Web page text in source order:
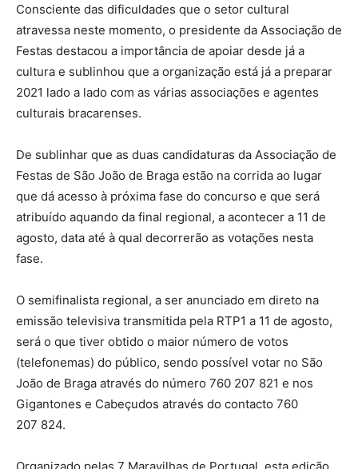
Consciente das dificuldades que o setor cultural
atravessa neste momento, o presidente da Associação de
Festas destacou a importância de apoiar desde já a
cultura e sublinhou que a organização está já a preparar
2021 lado a lado com as várias associações e agentes
culturais bracarenses.
De sublinhar que as duas candidaturas da Associação de
Festas de São João de Braga estão na corrida ao lugar
que dá acesso à próxima fase do concurso e que será
atribuído aquando da final regional, a acontecer a 11 de
agosto, data até à qual decorrerão as votações nesta
fase.
O semifinalista regional, a ser anunciado em direto na
emissão televisiva transmitida pela RTP1 a 11 de agosto,
será o que tiver obtido o maior número de votos
(telefonemas) do público, sendo possível votar no São
João de Braga através do número 760 207 821 e nos
Gigantones e Cabeçudos através do contacto 760
207 824.
Organizado pelas 7 Maravilhas de Portugal, esta edição